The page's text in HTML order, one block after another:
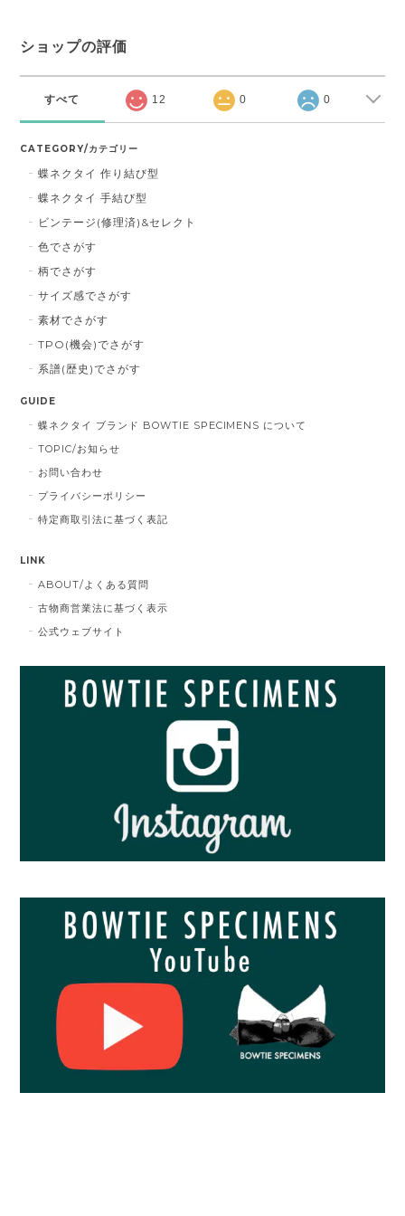
ショップの評価
すべて 12 0 0
CATEGORY/カテゴリー
蝶ネクタイ 作り結び型
蝶ネクタイ 手結び型
ビンテージ(修理済)&セレクト
色でさがす
柄でさがす
サイズ感でさがす
素材でさがす
TPO(機会)でさがす
系譜(歴史)でさがす
GUIDE
蝶ネクタイ ブランド BOWTIE SPECIMENS について
TOPIC/お知らせ
お問い合わせ
プライバシーポリシー
特定商取引法に基づく表記
LINK
ABOUT/よくある質問
古物商営業法に基づく表示
公式ウェブサイト